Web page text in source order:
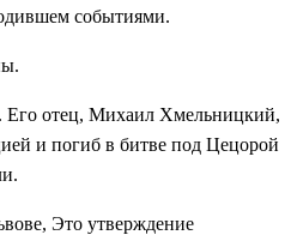
событиями.
Его отец, Михаил Хмельницкий,
и погиб в битве под Цецорой
Это утверждение